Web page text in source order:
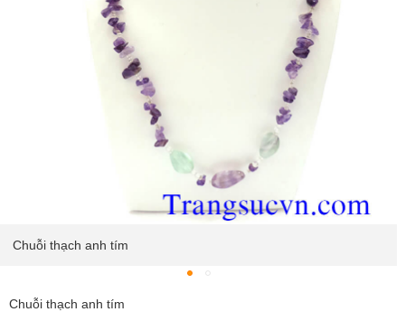
Chuỗi thạch anh tím
Chuỗi thạch anh tím